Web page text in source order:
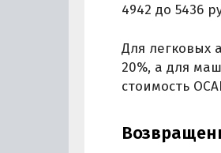
4942 до 5436
Для легковых
20%, а для
стоимость